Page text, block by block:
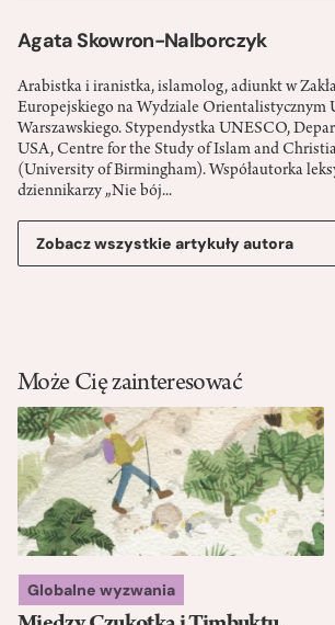
Agata Skowron-Nalborczyk
Arabistka i iranistka, islamolog, adiunkt w
Europejskiego na Wydziale Orientalistycznym
Warszawskiego. Stypendystka UNESCO,
USA, Centre for the Study of Islam and
(University of Birmingham). Współautorka
dziennikarzy „Nie bój...
Zobacz wszystkie artykuły autora
Może Cię zainteresować
Globalne wyzwania